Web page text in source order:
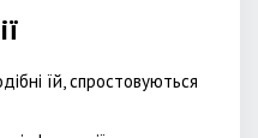
їй, спростовуються